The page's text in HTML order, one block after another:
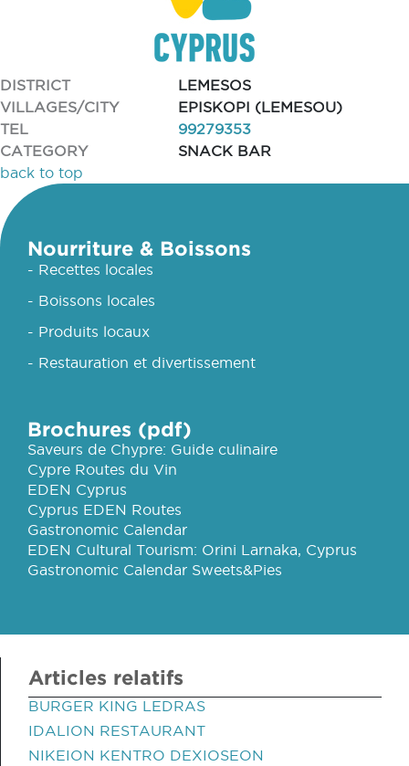
DISTRICT
LEMESOS
VILLAGES/CITY
EPISKOPI (LEMESOU)
TEL
99279353
CATEGORY
SNACK BAR
back to top
Nourriture & Boissons
- Recettes locales
- Boissons locales
- Produits locaux
- Restauration et divertissement
Brochures (pdf)
Saveurs de Chypre: Guide culinaire
Cypre Routes du Vin
EDEN Cyprus
Cyprus EDEN Routes
Gastronomic Calendar
EDEN Cultural Tourism: Orini Larnaka, Cyprus
Gastronomic Calendar Sweets&Pies
Articles relatifs
BURGER KING LEDRAS
IDALION RESTAURANT
NIKEION KENTRO DEXIOSEON